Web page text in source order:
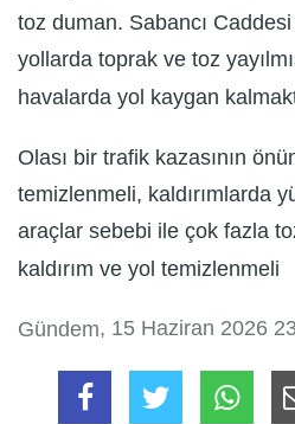
toz duman. Sabancı
yollarda toprak ve toz
havalarda yol kaygan
Olası bir trafik kazasının
temizlenmeli, kaldırımlarda
araçlar sebebi ile çok fazla
kaldırım ve yol temizlenmeli
Gündem, 15 Haziran 2026